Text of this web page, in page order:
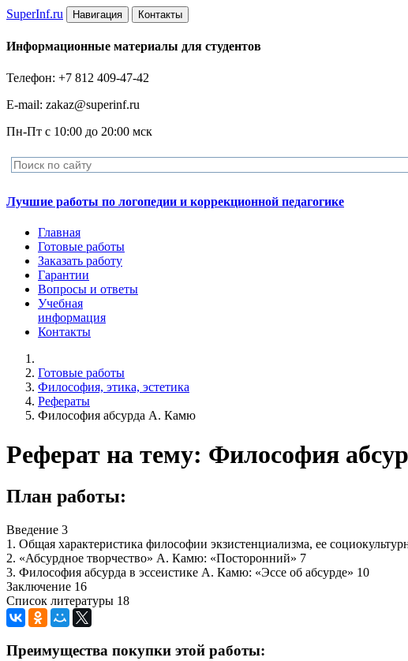
SuperInf.ru Навигация Контакты
Информационные материалы для студентов
Телефон: +7 812 409-47-42
E-mail: zakaz@superinf.ru
Пн-Пт с 10:00 до 20:00 мск
Лучшие работы по логопедии и коррекционной педагогике
Главная
Готовые работы
Заказать работу
Гарантии
Вопросы и ответы
Учебная
информация
Контакты
Готовые работы
Философия, этика, эстетика
Рефераты
Философия абсурда А. Камю
Реферат на тему: Философия
План работы:
Введение 3
1. Общая характеристика философии экзистенциализма, ее
2. «Абсурдное творчество» А. Камю: «Посторонний» 7
3. Философия абсурда в эссеистике А. Камю: «Эссе об абсурде» 10
Заключение 16
Список литературы 18
Преимущества покупки этой работы: